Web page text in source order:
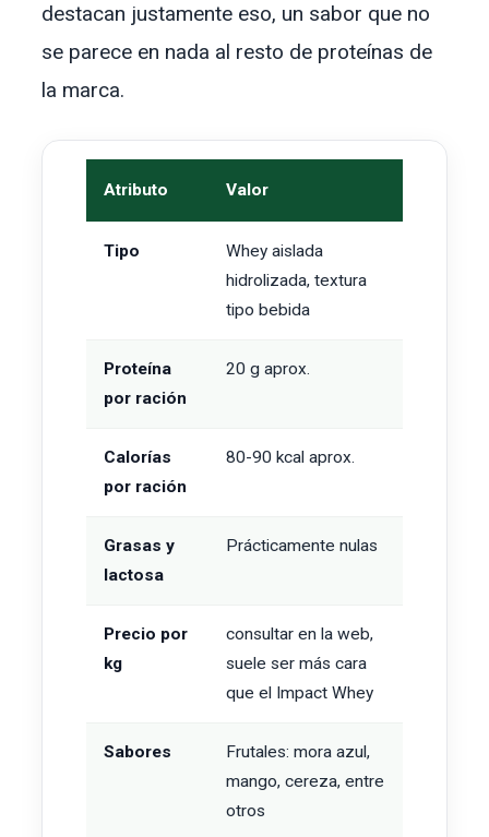
destacan justamente eso, un sabor que no
se parece en nada al resto de proteínas de
la marca.
Atributo Valor
Tipo
Whey aislada
hidrolizada, textura
tipo bebida
Proteína
por ración
20 g aprox.
Calorías
por ración
80-90 kcal aprox.
Grasas y
lactosa
Prácticamente nulas
Precio por
kg
consultar en la web,
suele ser más cara
que el Impact Whey
Sabores
Frutales: mora azul,
mango, cereza, entre
otros